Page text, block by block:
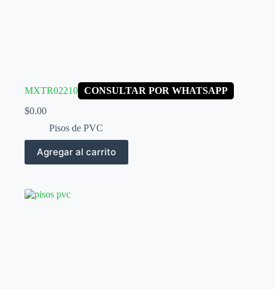
MXTR02210 CONSULTAR POR WHATSAPP
$0.00
Pisos de PVC
Agregar al carrito